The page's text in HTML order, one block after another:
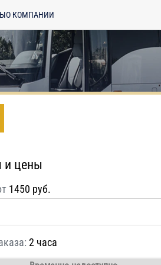
О КОМПАНИИ
и цены
1450 руб.
2 часа
даю